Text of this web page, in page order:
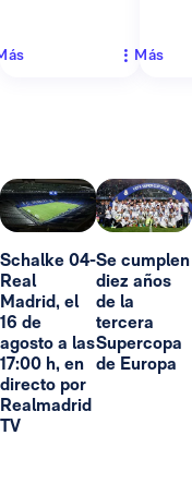
Más
Schalke 04-
Real
Madrid, el
16 de
agosto a las
17:00 h, en
directo por
Realmadrid
TV
Se cumplen
diez años
de la
tercera
Supercopa
de Europa